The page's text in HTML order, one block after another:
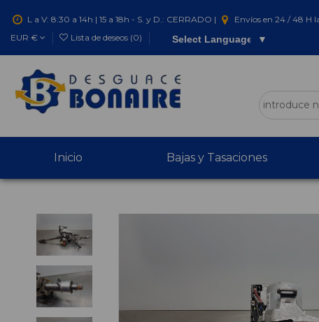
L a V: 8:30 a 14h | 15 a 18h - S. y D.: CERRADO | Envíos en 24 / 48 H
EUR €
Lista de deseos (0) Select Language ▼
Inicio Bajas y Tasaciones